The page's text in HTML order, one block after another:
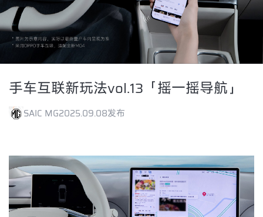
手车互联新玩法vol.13「摇一摇导航」
SAIC MG2025.09.08发布